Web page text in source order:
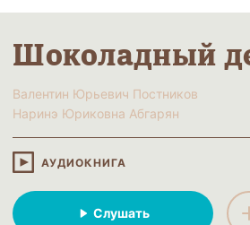
Шоколадный
Валентин Юрьевич Постников
Наринэ Юриковна Абгарян
АУДИОКНИГА
Слушать